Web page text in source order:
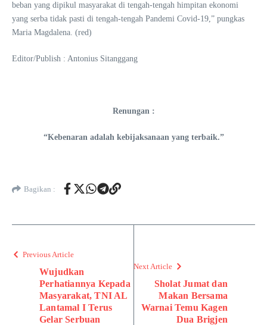
beban yang dipikul masyarakat di tengah-tengah himpitan ekonomi
yang serba tidak pasti di tengah-tengah Pandemi Covid-19,” pungkas
Maria Magdalena. (red)
Editor/Publish : Antonius Sitanggang
Renungan :
“Kebenaran adalah kebijaksanaan yang terbaik.”
Bagikan :
Previous Article
Wujudkan
Perhatiannya Kepada
Masyarakat, TNI AL
Lantamal I Terus
Gelar Serbuan
Next Article
Sholat Jumat dan
Makan Bersama
Warnai Temu Kagen
Dua Brigjen